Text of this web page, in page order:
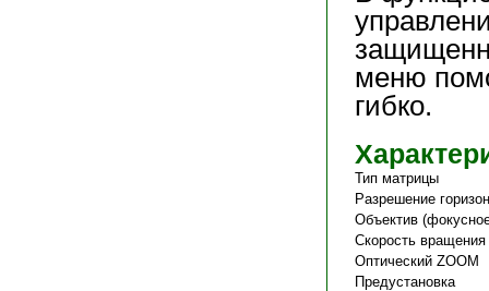
меню
гибко.
Тип матрицы
Разрешение
Объектив
Скорость вращения
Оптический ZOOM
Предустановка